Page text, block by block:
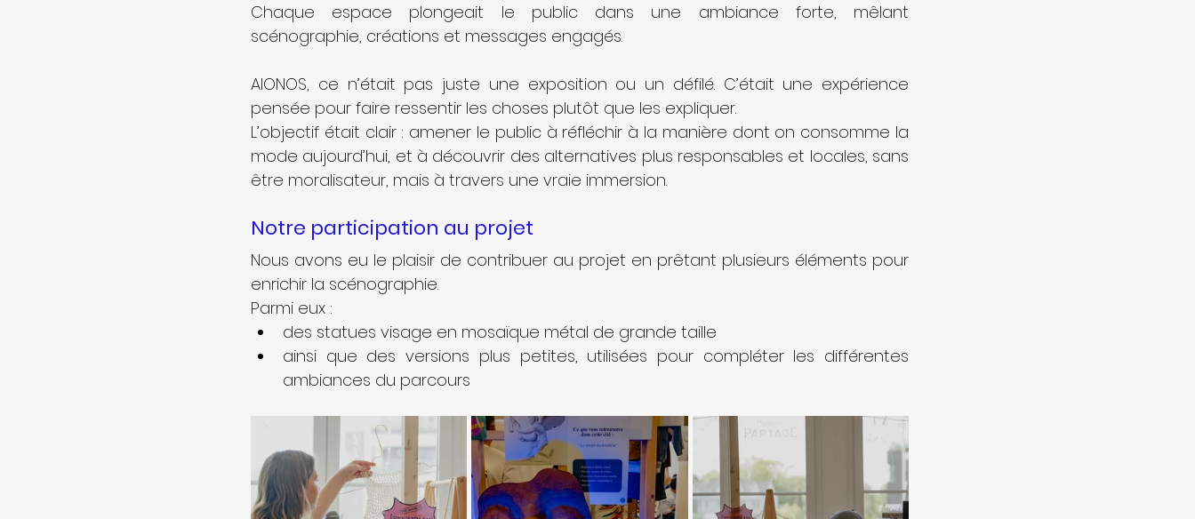
Chaque espace plongeait le public dans une ambiance forte, mêlant
scénographie, créations et messages engagés.
AIONOS, ce n’était pas juste une exposition ou un défilé. C’était une expérience
pensée pour faire ressentir les choses plutôt que les expliquer.
L’objectif était clair : amener le public à réfléchir à la manière dont on consomme la
mode aujourd’hui, et à découvrir des alternatives plus responsables et locales, sans
être moralisateur, mais à travers une vraie immersion.
Notre participation au projet
Nous avons eu le plaisir de contribuer au projet en prêtant plusieurs éléments pour
enrichir la scénographie.
Parmi eux :
des statues visage en mosaïque métal de grande taille
ainsi que des versions plus petites, utilisées pour compléter les différentes
ambiances du parcours